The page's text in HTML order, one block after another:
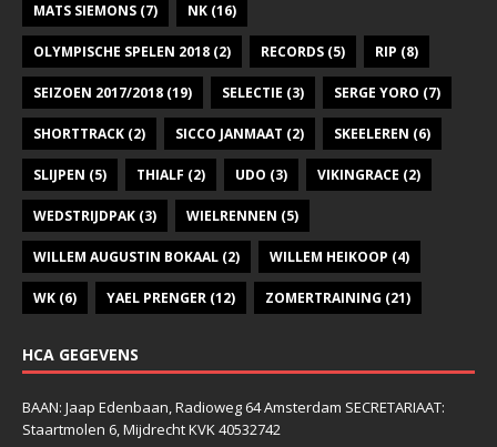
MATS SIEMONS (7) NK (16)
OLYMPISCHE SPELEN 2018 (2) RECORDS (5) RIP (8)
SEIZOEN 2017/2018 (19) SELECTIE (3) SERGE YORO (7)
SHORTTRACK (2) SICCO JANMAAT (2) SKEELEREN (6)
SLIJPEN (5) THIALF (2) UDO (3) VIKINGRACE (2)
WEDSTRIJDPAK (3) WIELRENNEN (5)
WILLEM AUGUSTIN BOKAAL (2) WILLEM HEIKOOP (4)
WK (6) YAEL PRENGER (12) ZOMERTRAINING (21)
HCA GEGEVENS
BAAN: Jaap Edenbaan, Radioweg 64 Amsterdam SECRETARIAAT:
Staartmolen 6, Mijdrecht KVK 40532742